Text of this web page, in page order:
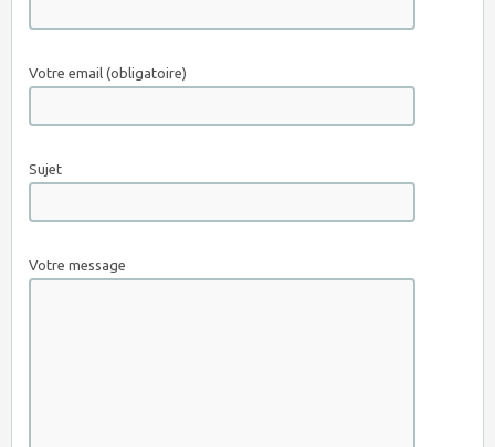
Votre email (obligatoire)
Sujet
Votre message